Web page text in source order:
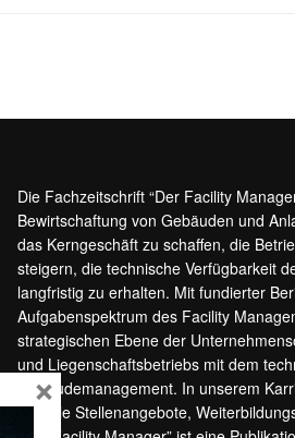
Die Fachzeitschrift “Der Facility
Bewirtschaftung von Gebäuden und
das Kerngeschäft zu schaffen, die
steigern, die technische Verfügbarkeit
langfristig zu erhalten. Mit fundierter
Aufgabenspektrum des Facility
strategischen Ebene der
und Liegenschaftsbetriebs mit dem
Gebäudemanagement. In unserem
aktuelle Stellenangebote,
×